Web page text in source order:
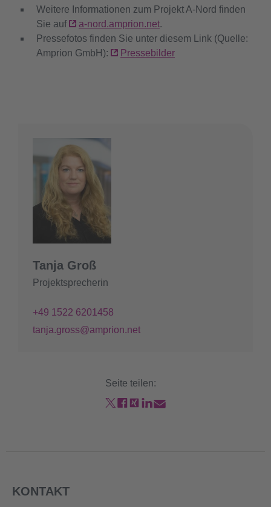
Weitere Informationen zum Projekt A-Nord finden
Sie auf
a-nord.amprion.net.
Pressefotos finden Sie unter diesem Link (Quelle:
Amprion GmbH):
Pressebilder
Tanja Groß
Projektsprecherin
+49 1522 6201458
tanja.gross@amprion.net
Seite teilen:
KONTAKT